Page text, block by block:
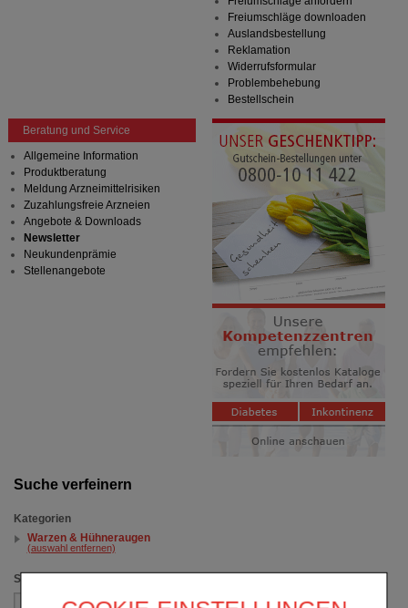
Suche verfeinern
Kategorien
Warzen & Hühneraugen
(auswahl entfernen)
Sortieren nach
Freiumschläge downloaden
Auslandsbestellung
Reklamation
Widerrufsformular
Problembehebung
Bestellschein
Beratung und Service
Allgemeine Information
Produktberatung
Meldung Arzneimittelrisiken
Zuzahlungsfreie Arzneien
Angebote & Downloads
Newsletter
Neukundenprämie
Stellenangebote